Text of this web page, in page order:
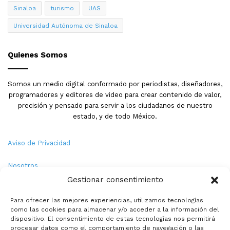
Gestionar consentimiento
Para ofrecer las mejores experiencias, utilizamos tecnologías
como las cookies para almacenar y/o acceder a la información del
dispositivo. El consentimiento de estas tecnologías nos permitirá
procesar datos como el comportamiento de navegación o las
Agregó que gracias a esto proyectos de investigación es
posible poder participar en las diferentes convocatorias
bajar recurso para la investigación, donde actualmente
existen proyectos que han obtenido estos beneficios a
través de los proyectos que se hacen por medio de la
asociación y esto se traduce en un crecimiento para las
Sinaloa turismo UAS
Universidad Autónoma de Sinaloa
Quienes Somos
Somos un medio digital conformado por periodistas, diseñadores,
programadores y editores de video para crear contenido de valor,
precisión y pensado para servir a los ciudadanos de nuestro
estado, y de todo México.
Aviso de Privacidad
Nosotros
Política de Cookies